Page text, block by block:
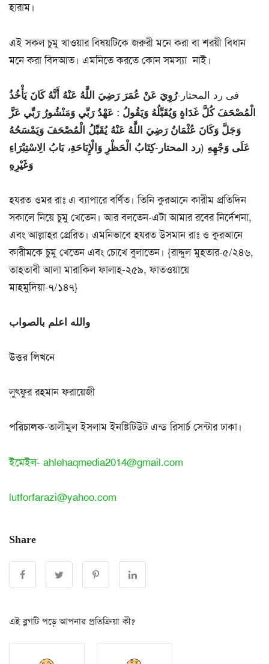
হারাম।
এই সকল চুমু খাওয়ার বিষয়টিকে জরুরী মনে করা বা শরয়ী বিধান
মনে করা বিদআত। এমনিতে করতে কোন সমস্যা নাই।
فى رد المحتار-رُوِيَ عَنْ عُمَرَ رَضِيَ اللَّهُ عَنْهُ أَنَّهُ كَانَ يَأْخُذُ
الْمُصْحَفَ كُلَّ غَدَاةٍ وَيُقَبِّلُهُ وَيَقُولُ : عَهْدُ رَبِّي وَمَنْشُورُ رَبِّي عَزَّ
وَجَلَّ وَكَانَ عُثْمَانُ رَضِيَ اللَّهُ عَنْهُ يُقَبِّلُ الْمُصْحَفَ وَيَمْسَحُهُ
عَلَى وَجْهِهِ (رد المحتار-كِتَابُ الْحَظْرِ وَالْإِبَاحَةِ، بَابُ الِاسْتِبْرَاءِ
وَغَيْرِهِ
হযরত ওমর রাঃ এ ব্যাপারে বর্ণিত। তিনি কুরআনে কারীম প্রতিদিন
সকালে নিয়ে চুমু খেতেন। আর বলতেন-এটা আমার রবের নির্দেশনা,
এবং আল্লাহর প্রেরিত। এমনিভাবে হযরত উসমান রাঃ ও কুরআনে
কারীমকে চুমু খেতেন এবং চোখে বুলাতেন। {রাদ্দুল মুহতার-৫/২৪৬,
তাহতাবী আলা মারাকিল ফালাহ-২৫৯, ফাতওয়ায়ে
মাহমুদিয়া-৭/১৪৭}
والله اعلم بالصواب
উত্তর লিখনে
লুৎফুর রহমান ফরায়েজী
পরিচালক-তালীমুল ইসলাম ইনষ্টিটিউট এন্ড রিসার্চ সেন্টার ঢাকা।
ইমেইল- ahlehaqmedia2014@gmail.com
lutforfarazi@yahoo.com
Share
এই ব্লগটি পড়ে আপনার প্রতিক্রিয়া কী?